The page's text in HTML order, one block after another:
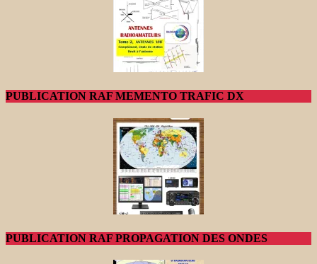
PUBLICATION RAF MEMENTO TRAFIC DX
PUBLICATION RAF PROPAGATION DES ONDES